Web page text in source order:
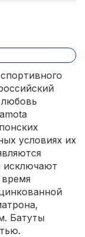
условиях их
исключают
Батуты